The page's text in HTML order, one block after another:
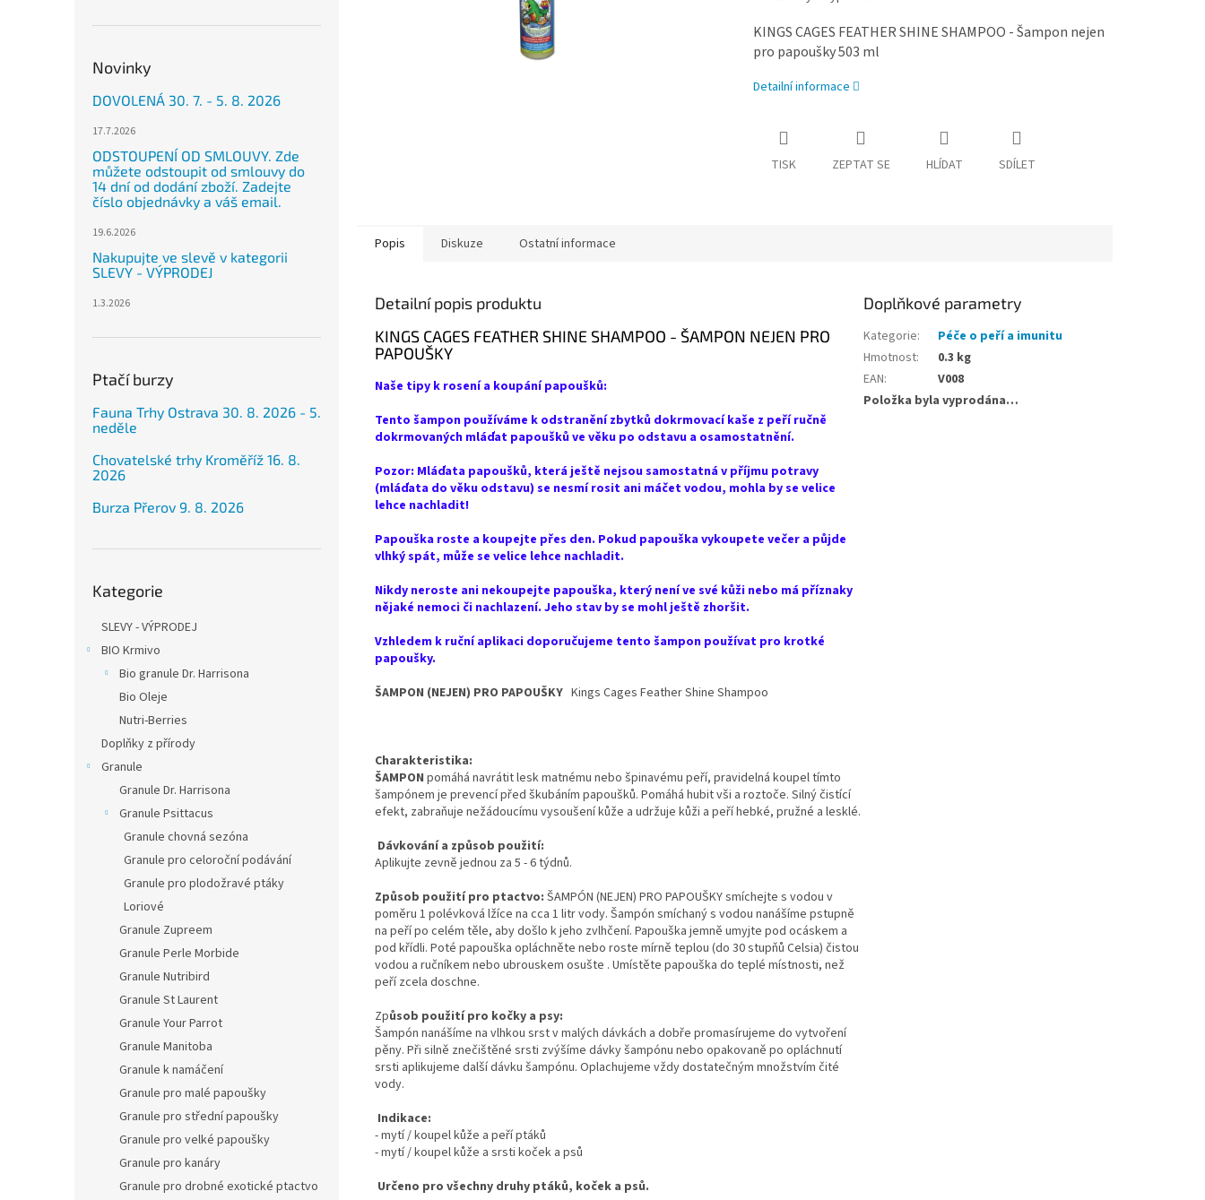
Novinky
DOVOLENÁ 30. 7. - 5. 8. 2026
17.7.2026
ODSTOUPENÍ OD SMLOUVY. Zde
můžete odstoupit od smlouvy do
14 dní od dodání zboží. Zadejte
číslo objednávky a váš email.
19.6.2026
Nakupujte ve slevě v kategorii
SLEVY - VÝPRODEJ
1.3.2026
Ptačí burzy
Fauna Trhy Ostrava 30. 8. 2026 - 5.
neděle
Chovatelské trhy Kroměříž 16. 8.
2026
Burza Přerov 9. 8. 2026
kategorie
Kategorie
SLEVY - VÝPRODEJ
BIO Krmivo
Bio granule Dr. Harrisona
Bio Oleje
Nutri-Berries
Doplňky z přírody
Granule
Granule Dr. Harrisona
Granule Psittacus
Granule chovná sezóna
Granule pro celoroční podávání
Granule pro plodožravé ptáky
Loriové
Granule Zupreem
Granule Perle Morbide
Granule Nutribird
Granule St Laurent
Granule Your Parrot
Granule Manitoba
Granule k namáčení
Granule pro malé papoušky
Granule pro střední papoušky
Granule pro velké papoušky
Granule pro kanáry
Granule pro drobné exotické ptactvo
KINGS CAGES FEATHER SHINE SHAMPOO - Šampon nejen
pro papoušky 503 ml
Detailní informace
TISK ZEPTAT SE HLÍDAT SDÍLET
Popis Diskuze Ostatní informace
Detailní popis produktu
KINGS CAGES FEATHER SHINE SHAMPOO - ŠAMPON NEJEN PRO
PAPOUŠKY
Naše tipy k rosení a koupání papoušků:
Tento šampon používáme k odstranění zbytků dokrmovací kaše z peří ručně
dokrmovaných mláďat papoušků ve věku po odstavu a osamostatnění.
Pozor: Mláďata papoušků, která ještě nejsou samostatná v příjmu potravy
(mláďata do věku odstavu) se nesmí rosit ani máčet vodou, mohla by se velice
lehce nachladit!
Papouška roste a koupejte přes den. Pokud papouška vykoupete večer a půjde
vlhký spát, může se velice lehce nachladit.
Nikdy neroste ani nekoupejte papouška, který není ve své kůži nebo má příznaky
nějaké nemoci či nachlazení. Jeho stav by se mohl ještě zhoršit.
Vzhledem k ruční aplikaci doporučujeme tento šampon používat pro krotké
papoušky.
ŠAMPON (NEJEN) PRO PAPOUŠKY Kings Cages Feather Shine Shampoo
Charakteristika:
ŠAMPON pomáhá navrátit lesk matnému nebo špinavému peří, pravidelná koupel tímto
šampónem je prevencí před škubáním papoušků. Pomáhá hubit vši a roztoče. Silný čistící
efekt, zabraňuje nežádoucímu vysoušení kůže a udržuje kůži a peří hebké, pružné a lesklé.
Dávkování a způsob použití:
Aplikujte zevně jednou za 5 - 6 týdnů.
Způsob použití pro ptactvo: ŠAMPÓN (NEJEN) PRO PAPOUŠKY smíchejte s vodou v
poměru 1 polévková lžíce na cca 1 litr vody. Šampón smíchaný s vodou nanášíme pstupně
na peří po celém těle, aby došlo k jeho zvlhčení. Papouška jemně umyjte pod ocáskem a
pod křídli. Poté papouška opláchněte nebo roste mírně teplou (do 30 stupňů Celsia) čistou
vodou a ručníkem nebo ubrouskem osušte . Umístěte papouška do teplé místnosti, než
peří zcela doschne.
Způsob použití pro kočky a psy:
Šampón nanášíme na vlhkou srst v malých dávkách a dobře promasírujeme do vytvoření
pěny. Při silně znečištěné srsti zvýšíme dávky šampónu nebo opakovaně po opláchnutí
srsti aplikujeme další dávku šampónu. Oplachujeme vždy dostatečným množstvím čité
vody.
Indikace:
- mytí / koupel kůže a peří ptáků
- mytí / koupel kůže a srsti koček a psů
Určeno pro všechny druhy ptáků, koček a psů.
Doplňkové parametry
Kategorie:
Péče o peří a imunitu
Hmotnost:
0.3 kg
EAN:
V008
Položka byla vyprodána…